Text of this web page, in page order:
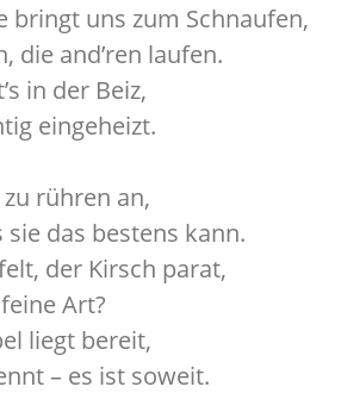
bringt uns zum Schnaufen,
die and’ren laufen.
in der Beiz,
eingeheizt.
rühren an,
das bestens kann.
der Kirsch parat,
Art?
liegt bereit,
– es ist soweit.